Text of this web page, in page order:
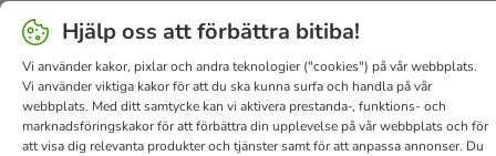
Hjälp oss att förbättra bitiba!
Vi använder kakor, pixlar och andra teknologier ("cookies") på vår webbplats.
Vi använder viktiga kakor för att du ska kunna surfa och handla på vår
webbplats. Med ditt samtycke kan vi aktivera prestanda-, funktions- och
marknadsföringskakor för att förbättra din upplevelse på vår webbplats och för
att visa dig relevanta produkter och tjänster samt för att anpassa annonser. Du